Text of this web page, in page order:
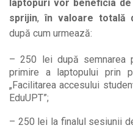
laptopuri vor beneficia
sprijin, în valoare totală
după cum urmează:
– 250 lei după semnarea
primire a laptopului prin
„Facilitarea accesului
EduUPT”;
– 250 lei la finalul sesiunii